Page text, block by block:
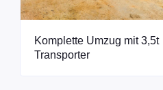
Komplette Umzug mit 3,5t
Transporter